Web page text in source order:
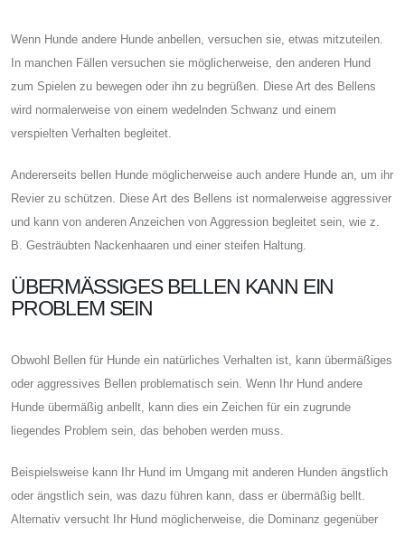
Wenn Hunde andere Hunde anbellen, versuchen sie, etwas mitzuteilen.
In manchen Fällen versuchen sie möglicherweise, den anderen Hund
zum Spielen zu bewegen oder ihn zu begrüßen. Diese Art des Bellens
wird normalerweise von einem wedelnden Schwanz und einem
verspielten Verhalten begleitet.
Andererseits bellen Hunde möglicherweise auch andere Hunde an, um ihr
Revier zu schützen. Diese Art des Bellens ist normalerweise aggressiver
und kann von anderen Anzeichen von Aggression begleitet sein, wie z.
B. Gesträubten Nackenhaaren und einer steifen Haltung.
ÜBERMÄSSIGES BELLEN KANN EIN P
ROBLEM SEIN
Obwohl Bellen für Hunde ein natürliches Verhalten ist, kann übermäßiges
oder aggressives Bellen problematisch sein. Wenn Ihr Hund andere
Hunde übermäßig anbellt, kann dies ein Zeichen für ein zugrunde
liegendes Problem sein, das behoben werden muss.
Beispielsweise kann Ihr Hund im Umgang mit anderen Hunden ängstlich
oder ängstlich sein, was dazu führen kann, dass er übermäßig bellt.
Alternativ versucht Ihr Hund möglicherweise, die Dominanz gegenüber